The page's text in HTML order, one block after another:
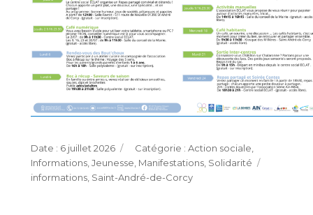
Publié
le
6 juillet 2026 Catégories
Action sociale
Informations, Jeunesse Manifestations, Solidarité
informations, Saint-André-de-Corcy